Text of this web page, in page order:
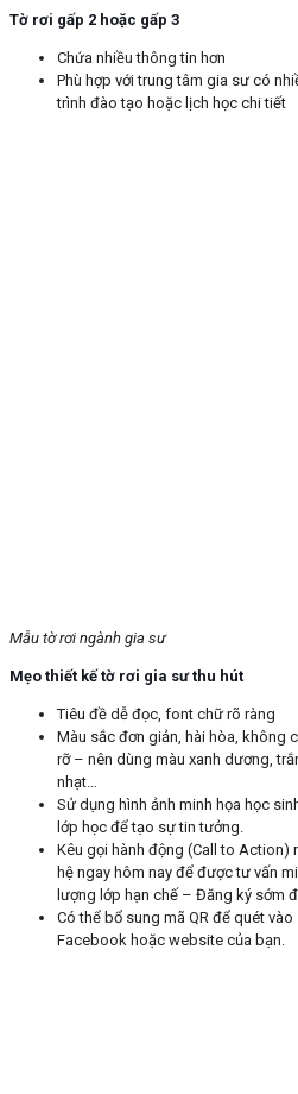
Tờ rơi gấp 2 hoặc gấp 3
Chứa nhiều thông tin hơn
Phù hợp với trung tâm gia sư có
trình đào tạo hoặc lịch học chi tiết
Mẫu tờ rơi ngành gia sư
Mẹo thiết kế tờ rơi gia sư thu hút
Tiêu đề dễ đọc, font chữ rõ ràng
Màu sắc đơn giản, hài hòa, không
rỡ – nên dùng màu xanh dương,
nhạt…
Sử dụng hình ảnh minh họa học
lớp học để tạo sự tin tưởng.
Kêu gọi hành động (Call to Action)
hệ ngay hôm nay để được tư vấn
lượng lớp hạn chế – Đăng ký sớm
Có thể bổ sung mã QR để quét vào
Facebook hoặc website của bạn.